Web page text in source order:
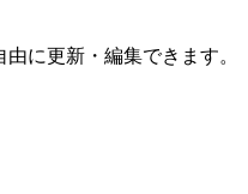
に更新・編集できます。